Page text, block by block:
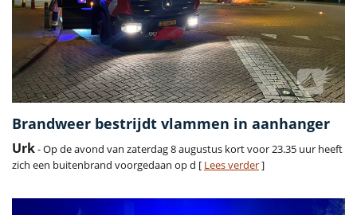
Brandweer bestrijdt vlammen in aanhanger
Urk- Op de avond van zaterdag 8 augustus kort voor 23.35 uur heeft
zich een buitenbrand voorgedaan op d [ Lees verder]